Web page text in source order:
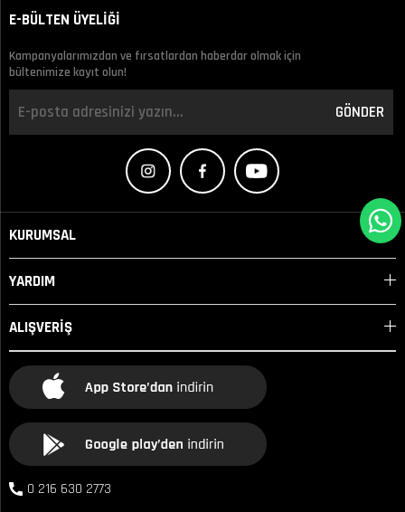
E-BÜLTEN ÜYELİĞİ
Kampanyalarımızdan ve fırsatlardan haberdar olmak için
bültenimize kayıt olun!
GÖNDER
KURUMSAL
YARDIM
ALIŞVERİŞ
0 216 630 2773